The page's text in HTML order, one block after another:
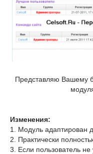
Представляю Вашему
Изменения:
1. Модуль адаптирован
2. Практически
3. Если пользователь